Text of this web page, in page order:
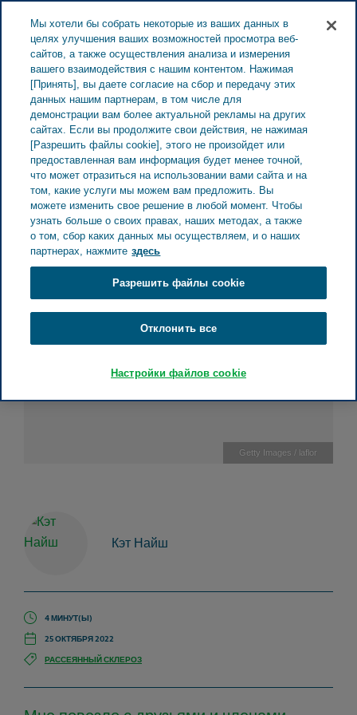
Забота о здоровье Все истории
советов о том, как поддержать близкого человека с РС
5 советов о том, как
поддержать близкого
человека с РС
Getty Images / laflor
Кэт Найш
4 МИНУТ(Ы)
25 ОКТЯБРЯ 2022
РАССЕЯННЫЙ СКЛЕРОЗ
Мы хотели бы собрать некоторые из ваших данных в
целях улучшения ваших возможностей просмотра веб-
сайтов, а также осуществления анализа и измерения
вашего взаимодействия с нашим контентом. Нажимая
[Принять], вы даете согласие на сбор и передачу этих
данных нашим партнерам, в том числе для
демонстрации вам более актуальной рекламы на других
сайтах. Если вы продолжите свои действия, не нажимая
[Разрешить файлы cookie], этого не произойдет или
предоставленная вам информация будет менее точной,
что может отразиться на использовании вами сайта и на
том, какие услуги мы можем вам предложить. Вы
можете изменить свое решение в любой момент. Чтобы
узнать больше о своих правах, наших методах, а также
о том, сбор каких данных мы осуществляем, и о наших
партнерах, нажмите здесь
Разрешить файлы cookie
Отклонить все
Настройки файлов cookie